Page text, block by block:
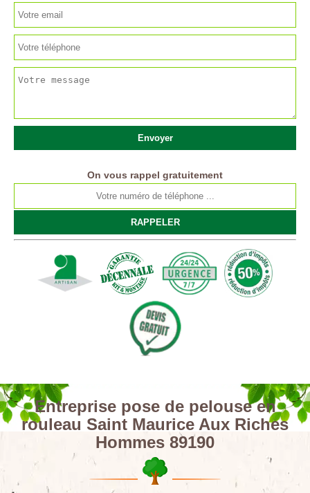
On vous rappel gratuitement
Entreprise pose de pelouse en
rouleau Saint Maurice Aux Riches
Hommes 89190